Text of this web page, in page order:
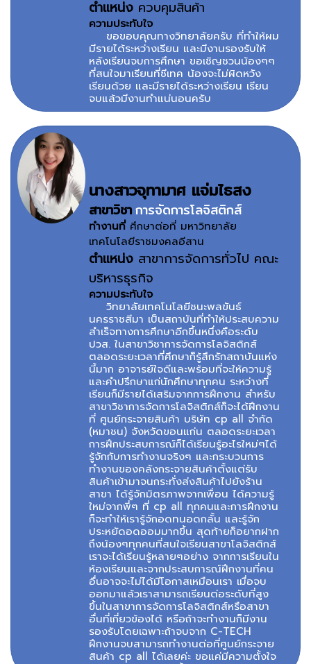
ตำแหน่ง ควบคุมสินค้า
ความประทับใจ
ขอขอบคุณทางวิทยาลัยครับ ที่ทำให้ผม
มีรายได้ระหว่างเรียน และมีงานรองรับให้
หลังเรียนจบการศึกษา ขอเชิญชวนน้องๆๆ
ที่สนใจมาเรียนที่ซีเทค น้องจะไม่ผิดหวัง
เรียนด้วย และมีรายได้ระหว่างเรียน เรียน
จบแล้วมีงานทำแน่นอนครับ
นางสาวจุทามาศ แจ่มไธสง
สาขาวิชาการจัดการโลจิสติกส์
ทำงานที่ศึกษาต่อที่ มหาวิทยาลัย
เทคโนโลยีราชมงคลอีสาน
ตำแหน่ง สาขาการจัดการทั่วไป คณะ
บริหารธุรกิจ
ความประทับใจ
วิทยาลัยเทคโนโลยีชนะพลขันธ์
นครราชสีมา เป็นสถาบันที่ทำให้ประสบความ
สำเร็จทางการศึกษาอีกขึ้นหนึ่งคือระดับ
ปวส. ในสาขาวิชาการจัดการโลจิสติกส์
ตลอดระยะเวลาที่ศึกษาก็รู้สึกรักสถาบันแห่ง
นี้มาก อาจารย์ใจดีและพร้อมที่จะให้ความรู้
และคำปรึกษาแก่นักศึกษาทุกคน ระหว่างที่
เรียนก็มีรายได้เสริมจากการฝึกงาน สำหรับ
สาขาวิชาการจัดการโลจิสติกส์ก็จะได้ฝึกงาน
ที่ ศูนย์กระจายสินค้า บริษัท cp all จำกัด
(หมาชน) จังหวัดขอนแก่น ตลอดระยะเวลา
การฝึกประสบการณ์ก็ได้เรียนรู้อะไรใหม่ๆได้
รู้จักกับการทำงานจริงๆ และกระบวนการ
ทำงานของคลังกระจายสินค้าตั้งแต่รับ
สินค้าเข้ามาจนกระทั่งส่งสินค้าไปยังร้าน
สาขา ได้รู้จักมิตรภาพจากเพื่อน ได้ความรู้
ใหม่จากพี่ๆ ที่ cp all ทุกคนและการฝึกงาน
ก็จะทำให้เรารู้จักอดทนอดกลั้น และรู้จัก
ประหยัดอดออมมากขึ้น สุดท้ายก็อยากฝาก
ถึงน้องๆทุกคนที่สนใจเรียนสาขาโลจิสติกส์
เราจะได้เรียนรู้หลายๆอย่าง จากการเรียนใน
ห้องเรียนและจากประสบการณ์ฝึกงานที่คน
อื่นอาจจะไม่ได้มีโอกาสเหมือนเรา เมื่อจบ
ออกมาแล้วเราสามารถเรียนต่อระดับที่สูง
ขึ้นในสาขาการจัดการโลจิสติกส์หรือสาขา
อื่นที่เกี่ยวข้องได้ หรือถ้าจะทำงานก็มีงาน
รองรับโดยเฉพาะถ้าจบจาก C-TECH
ฝึกงานจบสามารถทำงานต่อที่ศูนย์กระจาย
สินค้า cp all ได้เลยค่ะ ขอแค่มีความตั้งใจ